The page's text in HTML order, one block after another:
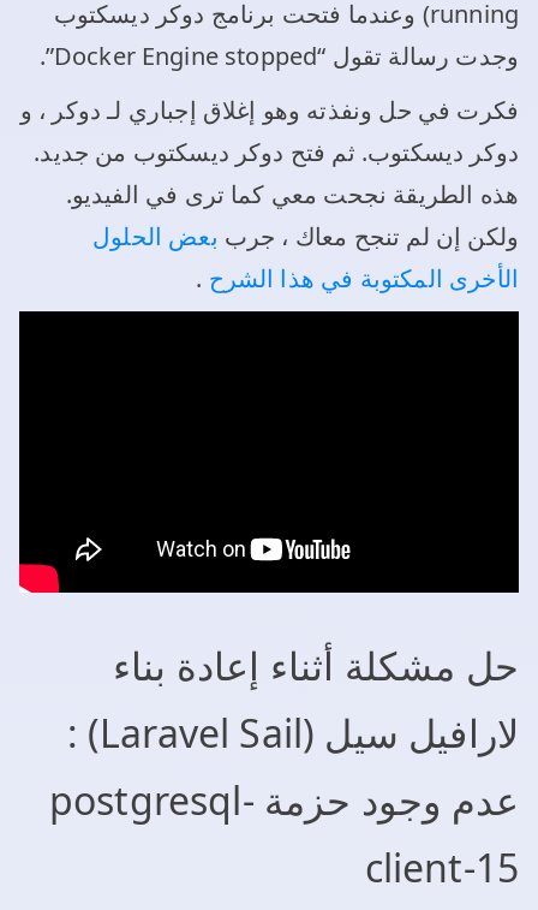
running) وعندما فتحت برنامج دوكر ديسكتوب
وجدت رسالة تقول “Docker Engine stopped”.
فكرت في حل ونفذته وهو إغلاق إجباري لـ دوكر ، و
دوكر ديسكتوب. ثم فتح دوكر ديسكتوب من جديد.
هذه الطريقة نجحت معي كما ترى في الفيديو.
ولكن إن لم تنجح معاك ، جرب بعض الحلول
الأخرى المكتوبة في هذا الشرح .
حل مشكلة أثناء إعادة بناء
لارافيل سيل (Laravel Sail) :
عدم وجود حزمة postgresql-
client-15